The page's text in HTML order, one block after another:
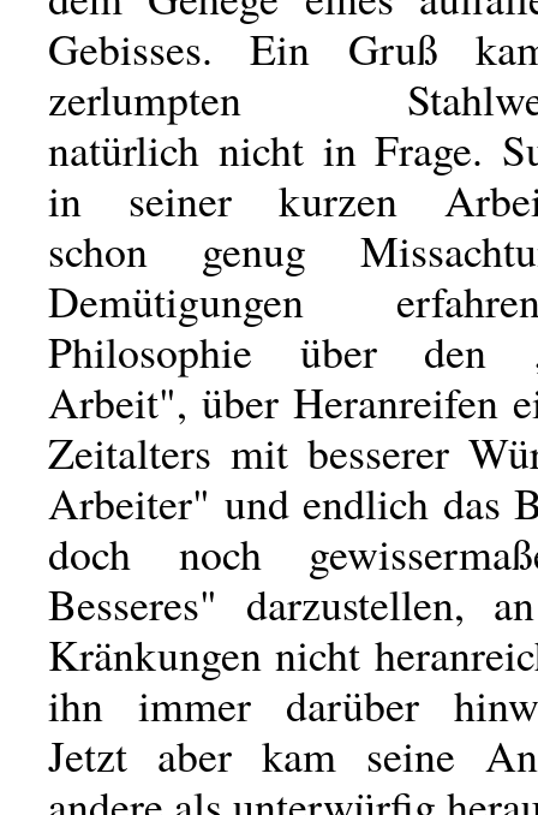
Gebisses. Ein Gruß
zerlumpten
natürlich nicht in Frage.
in seiner kurzen
schon genug
Demütigungen
Philosophie über den
Arbeit", über Heranreifen
Zeitalters mit besserer
Arbeiter" und endlich das
doch noch
Besseres" darzustellen,
Kränkungen nicht
ihn immer darüber
Jetzt aber kam seine